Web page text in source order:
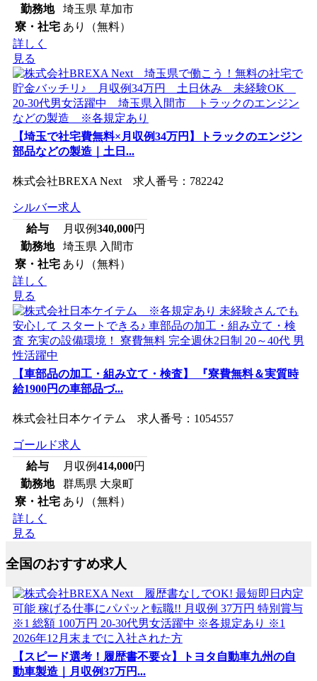
勤務地
埼玉県 草加市
寮・社宅 あり（無料）
詳しく
見る
【埼玉で社宅費無料×月収例34万円】トラックのエンジン
部品などの製造｜土日...
株式会社BREXA Next 求人番号：782242
シルバー求人
給与
月収例340,000円
勤務地
埼玉県 入間市
寮・社宅 あり（無料）
詳しく
見る
【車部品の加工・組み立て・検査】 『寮費無料＆実質時
給1900円の車部品づ...
株式会社日本ケイテム 求人番号：1054557
ゴールド求人
給与
月収例414,000円
勤務地
群馬県 大泉町
寮・社宅 あり（無料）
詳しく
見る
全国のおすすめ求人
【スピード選考！履歴書不要☆】トヨタ自動車九州の自
動車製造｜月収例37万円...